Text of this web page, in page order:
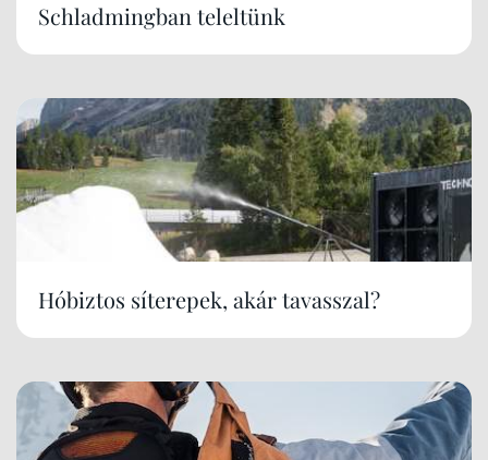
Schladmingban teleltünk
Hóbiztos síterepek, akár tavasszal?